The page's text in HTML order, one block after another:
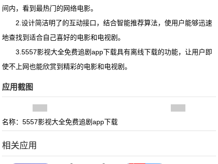
间内，看到最热门的网络电影。
2.设计简洁明了的互动接口，结合智能推荐算法，使用户能够迅速
地查找到适合自己喜好的电影和电视剧。
3.5557影视大全免费追剧app下载具有离线下载的功能，让用户即
使不上网也能欣赏到精彩的电影和电视剧。
应用截图
<
名称：5557影视大全免费追剧app下载
相关应用